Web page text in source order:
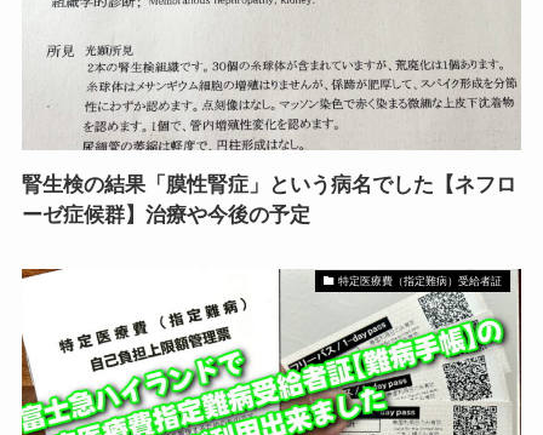
腎生検の結果「膜性腎症」という病名でした【ネフロ
ーゼ症候群】治療や今後の予定
特定医療費（指定難病）受給者証